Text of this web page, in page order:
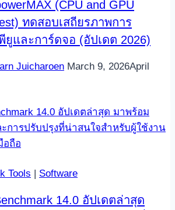
(CPU and GPU
ทดสอบเสถียรภาพการ
ยูและการ์ดจอ (อัปเดต 2026)
Juicharoen March 9, 2026April
Tools | Software
14.0 อัปเดตล่าสุด